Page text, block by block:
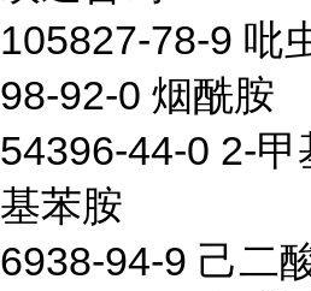
105827-78-9 吡
98-92-0 烟酰胺
54396-44-0 2-甲
基苯胺
6938-94-9 己二